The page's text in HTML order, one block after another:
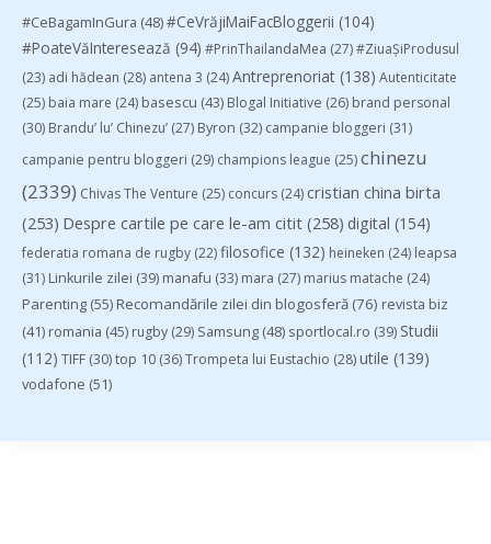
#CeBagamInGura (48)#CeVrăjiMaiFacBloggerii (104)
#PoateVăInteresează (94) #PrinThailandaMea (27)#ZiuaȘiProdusul
(23) adi hădean (28) antena 3 (24)Antreprenoriat (138) Autenticitate
(25) baia mare (24) basescu (43) Blogal Initiative (26) brand personal
(30) Brandu’ lu’ Chinezu’ (27) Byron (32) campanie bloggeri (31)
campanie pentru bloggeri (29) champions league (25)chinezu
(2339) Chivas The Venture (25) concurs (24)cristian china birta
(253) Despre cartile pe care le-am citit (258) digital (154)
federatia romana de rugby (22)filosofice (132) heineken (24) leapsa
(31) Linkurile zilei (39) manafu (33) mara (27) marius matache (24)
Parenting (55) Recomandările zilei din blogosferă (76) revista biz
(41) romania (45) rugby (29) Samsung (48) sportlocal.ro (39) Studii
(112) TIFF (30)top 10 (36)Trompeta lui Eustachio (28)utile (139)
vodafone (51)